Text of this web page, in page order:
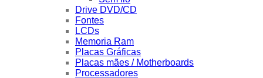
Drive DVD/CD
Fontes
LCDs
Memoria Ram
Placas Gráficas
Placas mães / Motherboards
Processadores